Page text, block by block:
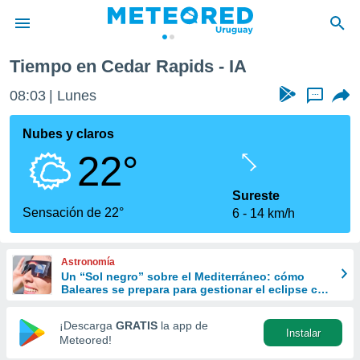
de
ha
calidad.
a este
las
y
forma
digital
basada
Tiempo en Cedar Rapids - IA
08:03 Lunes ...
Nubes y claros
22°
Sensación de 22°
Sureste
6
14 km/h
Astronomía
Un “Sol negro” sobre el Mediterráneo: cómo
Baleares se prepara para gestionar el eclipse con
¡Descarga GRATIS la app de
Meteored!
Instalar